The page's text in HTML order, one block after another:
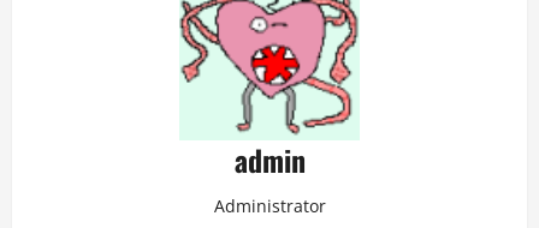
admin
Administrator